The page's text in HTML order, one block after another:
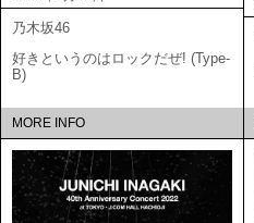
乃木坂46
好きというのはロックだぜ! (Type-
B)
MORE INFO